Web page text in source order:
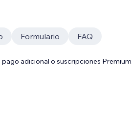
Formulario FAQ
adicional o suscripciones Premium.